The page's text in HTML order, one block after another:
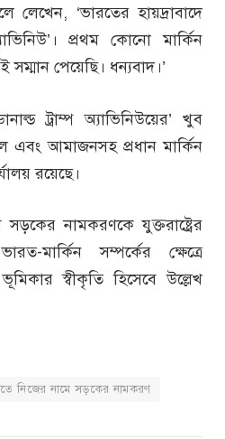
লেখেন, ‘ভারতের হায়দ্রাবাদে
প্রথম কোনো মার্কিন
সম্মান পেয়েছি। ধন্যবাদ।’
ট্রাম্প অ্যাভিনিউয়ের’ খুব
এবং আমাজনসহ প্রধান মার্কিন
রয়েছে।
সড়কের নামকরণকে যুক্তরাষ্ট্রের
মার্কিন সম্পর্কের ক্ষেত্রে
ভূমিকার স্বীকৃতি হিসেবে উল্লেখ
নিজের নামে সড়কের নামকরণ